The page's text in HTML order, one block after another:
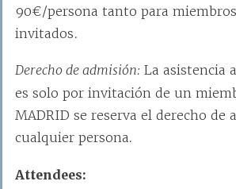
90€/persona tanto para
invitados.
Derecho de admisión: La asistencia
es solo por invitación de un
MADRID se reserva el derecho de
cualquier persona.
Attendees: